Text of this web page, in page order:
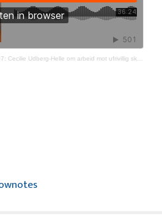
Cecilie Udberg-Helle om arbeid mot ufrivillig skolefravær